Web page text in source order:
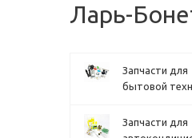
Ларь-
Запчасти для
бытовой
Запчасти для